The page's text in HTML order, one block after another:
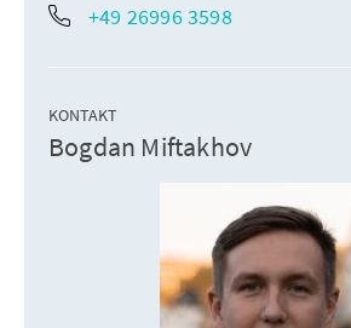
+49 26996 3598
KONTAKT
Bogdan Miftakhov